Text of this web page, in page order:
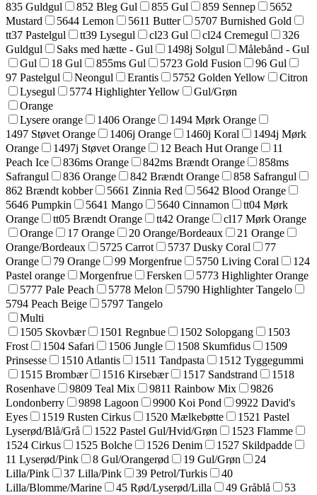
835 Guldgul
852 Bleg Gul 855 Gul 859 Sennep
5652
Mustard
5644 Lemon 5611 Butter
5707 Burnished Gold
tt37 Pastelgul
tt39 Lysegul cl23 Gul cl24 Cremegul
326
Guldgul
Saks med hætte - Gul 1498j Solgul
Målebånd - Gul
Gul
18 Gul 855ms Gul 5723 Gold Fusion
96 Gul
97 Pastelgul
Neongul Erantis 5752 Golden Yellow
Citron
Lysegul
5774 Highlighter Yellow
Gul/Grøn
Orange
Lysere orange
1406 Orange
1494 Mørk Orange
1497 Støvet Orange
1406j Orange 1460j Koral
1494j Mørk
Orange
1497j Støvet Orange 12 Beach Hut Orange
11
Peach Ice
836ms Orange 842ms Brændt Orange
858ms
Safrangul
836 Orange 842 Brændt Orange
858 Safrangul
862 Brændt kobber
5661 Zinnia Red
5642 Blood Orange
5646 Pumpkin
5641 Mango 5640 Cinnamon
tt04 Mørk
Orange
tt05 Brændt Orange tt42 Orange
cl17 Mørk Orange
Orange
17 Orange 20 Orange/Bordeaux
21 Orange
Orange/Bordeaux
5725 Carrot 5737 Dusky Coral
77
Orange
79 Orange 99 Morgenfrue 5750 Living Coral
124
Pastel orange
Morgenfrue Fersken
5773 Highlighter Orange
5777 Pale Peach
5778 Melon
5790 Highlighter Tangelo
5794 Peach Beige
5797 Tangelo
Multi
1505 Skovbær
1501 Regnbue 1502 Solopgang
1503
Frost
1504 Safari 1506 Jungle 1508 Skumfidus
1509
Prinsesse
1510 Atlantis 1511 Tandpasta
1512 Tyggegummi
1515 Brombær
1516 Kirsebær 1517 Sandstrand
1518
Rosenhave
9809 Teal Mix 9811 Rainbow Mix
9826
Londonberry
9898 Lagoon 9900 Koi Pond
9922 David's
Eyes
1519 Rusten Cirkus 1520 Mælkebøtte
1521 Pastel
Lyserød/Blå/Grå
1522 Pastel Gul/Hvid/Grøn
1523 Flamme
1524 Cirkus
1525 Bolche 1526 Denim
1527 Skildpadde
11 Lyserød/Pink
8 Gul/Orangerød 19 Gul/Grøn
24
Lilla/Pink
37 Lilla/Pink 39 Petrol/Turkis
40
Lilla/Blomme/Marine
45 Rød/Lyserød/Lilla 49 Gråblå
53